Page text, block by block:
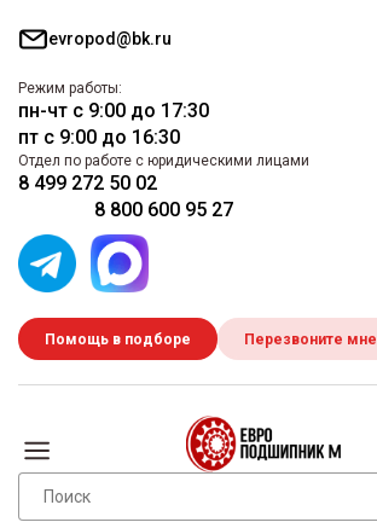
evropod@bk.ru
Режим работы:
пн-чт с 9:00 до 17:30
пт с 9:00 до 16:30
Отдел по работе с юридическими лицами
8 499 272 50 02
8 800 600 95 27
Помощь в подборе Перезвоните мне